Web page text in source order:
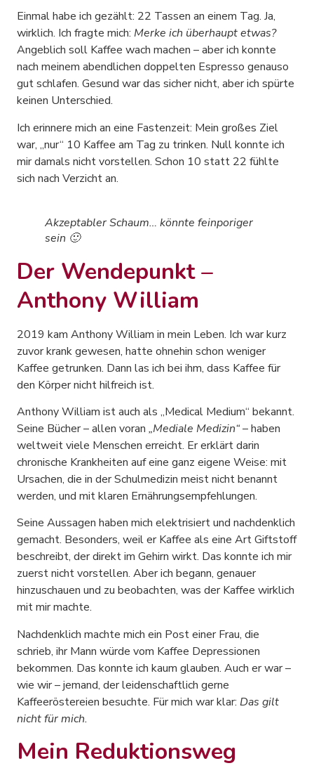
Einmal habe ich gezählt: 22 Tassen an einem Tag. Ja,
wirklich. Ich fragte mich: Merke ich überhaupt etwas?
Angeblich soll Kaffee wach machen – aber ich konnte
nach meinem abendlichen doppelten Espresso genauso
gut schlafen. Gesund war das sicher nicht, aber ich spürte
keinen Unterschied.
Ich erinnere mich an eine Fastenzeit: Mein großes Ziel
war, „nur“ 10 Kaffee am Tag zu trinken. Null konnte ich
mir damals nicht vorstellen. Schon 10 statt 22 fühlte
sich nach Verzicht an.
Akzeptabler Schaum… könnte feinporiger
sein 🙂
Der Wendepunkt –
Anthony William
2019 kam Anthony William in mein Leben. Ich war kurz
zuvor krank gewesen, hatte ohnehin schon weniger
Kaffee getrunken. Dann las ich bei ihm, dass Kaffee für
den Körper nicht hilfreich ist.
Anthony William ist auch als „Medical Medium“ bekannt.
Seine Bücher – allen voran „Mediale Medizin“– haben
weltweit viele Menschen erreicht. Er erklärt darin
chronische Krankheiten auf eine ganz eigene Weise: mit
Ursachen, die in der Schulmedizin meist nicht benannt
werden, und mit klaren Ernährungsempfehlungen.
Seine Aussagen haben mich elektrisiert und nachdenklich
gemacht. Besonders, weil er Kaffee als eine Art Giftstoff
beschreibt, der direkt im Gehirn wirkt. Das konnte ich mir
zuerst nicht vorstellen. Aber ich begann, genauer
hinzuschauen und zu beobachten, was der Kaffee wirklich
mit mir machte.
Nachdenklich machte mich ein Post einer Frau, die
schrieb, ihr Mann würde vom Kaffee Depressionen
bekommen. Das konnte ich kaum glauben. Auch er war –
wie wir – jemand, der leidenschaftlich gerne
Kaffeeröstereien besuchte. Für mich war klar: Das gilt
nicht für mich.
Mein Reduktionsweg